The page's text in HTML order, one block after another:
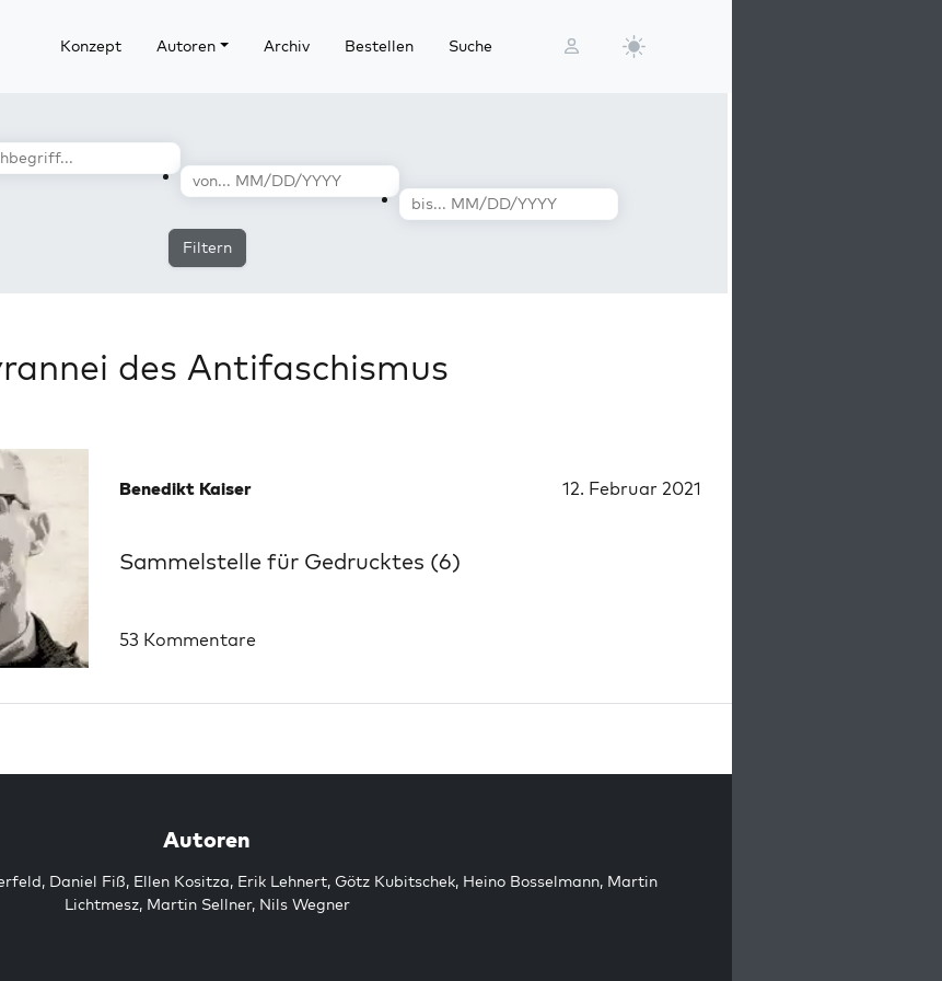
Konzept Autoren Archiv Bestellen Suche
Filtern
des Antifaschismus
Benedikt Kaiser 12. Februar 2021
Sammelstelle für Gedrucktes (6)
53 Kommentare
Autoren
, Daniel Fiß, Ellen Kositza, Erik Lehnert, Götz Kubitschek, Heino Bosselmann, Martin
Lichtmesz, Martin Sellner, Nils Wegner